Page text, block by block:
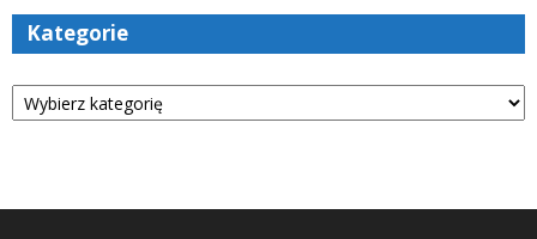
Kategorie
Kategorie